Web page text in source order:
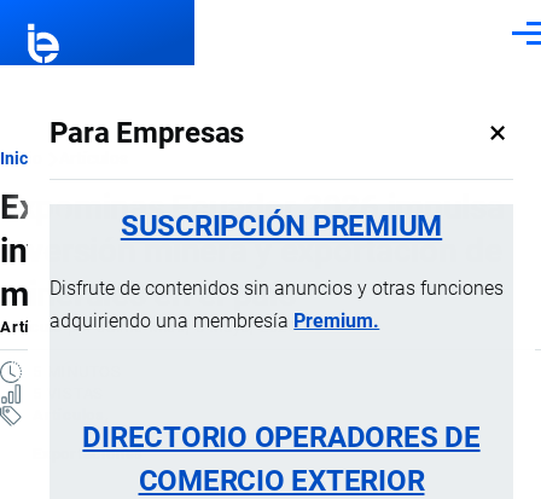
Para Empresas ×
SUSCRIPCIÓN PREMIUM
Disfrute de contenidos sin anuncios y otras funciones
adquiriendo una membresía Premium.
DIRECTORIO OPERADORES DE
COMERCIO EXTERIOR
Ruta
de
navegación
Inicio
Expominas Ecuador 2026 impulsa
inversión minera y exportación de
minerales en el país
ArtículoporJaime Mise, 8 Mayo, 2026
Exportaciones